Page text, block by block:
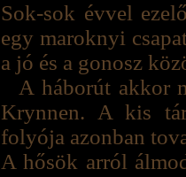
Sok-sok évvel
egy maroknyi
a jó és a gonosz
A háborút akkor
Krynnen. A kis
folyója azonban
A hősök arról